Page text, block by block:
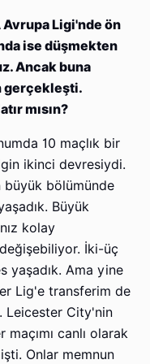
Ligi'nde ön
ise düşmekten
Ancak buna
gerçekleşti.
mısın?
10 maçlık bir
ikinci devresiydi.
büyük bölümünde
Büyük
kolay
İki-üç
yaşadık. Ama yine
Lig'e transferim de
Leicester City'nin
canlı olarak
Onlar memnun